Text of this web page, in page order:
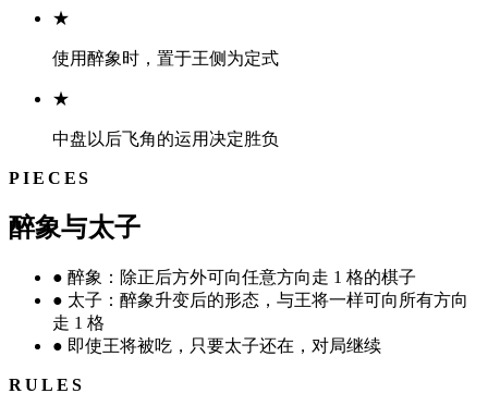
★
使用醉象时，置于王侧为定式
★
中盘以后飞角的运用决定胜负
PIECES
醉象与太子
● 醉象：除正后方外可向任意方向走 1 格的棋子
● 太子：醉象升变后的形态，与王将一样可向所有方向
走 1 格
● 即使王将被吃，只要太子还在，对局继续
RULES